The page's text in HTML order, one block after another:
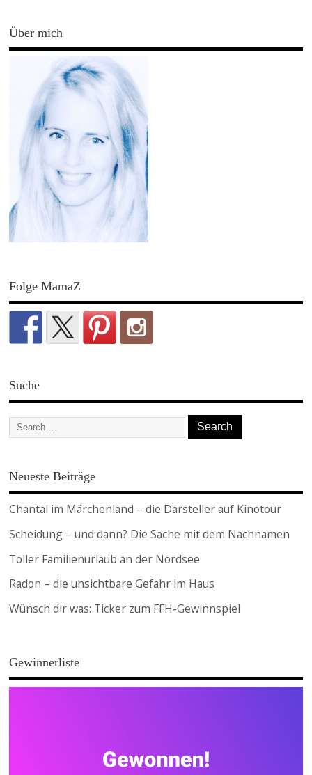
Über mich
Folge MamaZ
Suche
Neueste Beiträge
Chantal im Märchenland – die Darsteller auf Kinotour
Scheidung – und dann? Die Sache mit dem Nachnamen
Toller Familienurlaub an der Nordsee
Radon – die unsichtbare Gefahr im Haus
Wünsch dir was: Ticker zum FFH-Gewinnspiel
Gewinnerliste